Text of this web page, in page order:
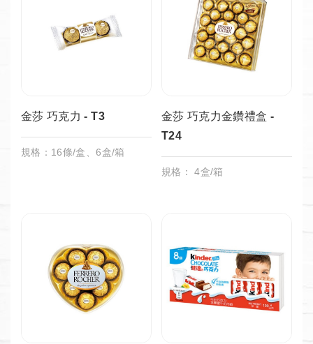
金莎 巧克力 - T3
規格：16條/盒、6盒/箱
金莎 巧克力金鑽禮盒 -
T24
規格： 4盒/箱